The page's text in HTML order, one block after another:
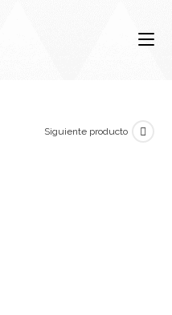
Siguiente producto